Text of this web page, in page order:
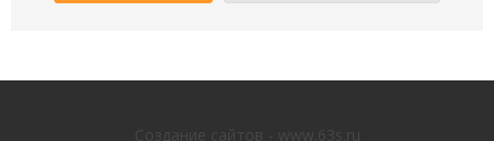
Создание сайтов - www.63s.ru